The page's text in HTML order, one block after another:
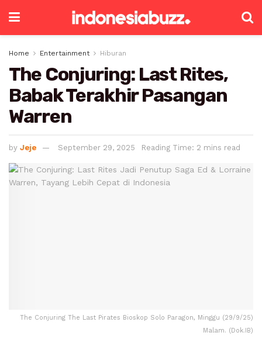
Home Entertainment Hiburan
The Conjuring: Last Rites,
Babak Terakhir Pasangan
Warren
by Jeje September 29, 2025 Reading Time: 2 mins read
The Conjuring The Last Pirates Bioskop Solo Paragon, Minggu (29/9/25)
Malam. (Dok.IB)